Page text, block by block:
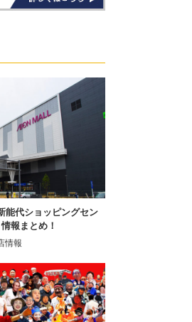
能代ショッピングセン
報まとめ！
情報